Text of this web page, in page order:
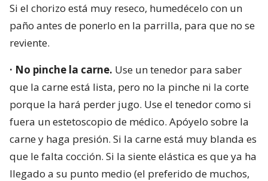
Si el chorizo está muy reseco, humedécelo con un
paño antes de ponerlo en la parrilla, para que no se
reviente.
· No pinche la carne. Use un tenedor para saber
que la carne está lista, pero no la pinche ni la corte
porque la hará perder jugo. Use el tenedor como si
fuera un estetoscopio de médico. Apóyelo sobre la
carne y haga presión. Si la carne está muy blanda es
que le falta cocción. Si la siente elástica es que ya ha
llegado a su punto medio (el preferido de muchos,